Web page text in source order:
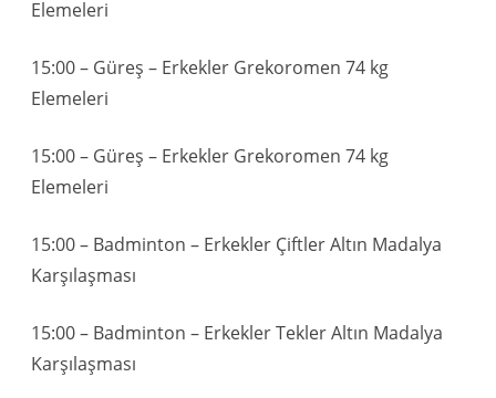
Elemeleri
15:00 – Güreş – Erkekler Grekoromen 74 kg
Elemeleri
15:00 – Güreş – Erkekler Grekoromen 74 kg
Elemeleri
15:00 – Badminton – Erkekler Çiftler Altın Madalya
Karşılaşması
15:00 – Badminton – Erkekler Tekler Altın Madalya
Karşılaşması